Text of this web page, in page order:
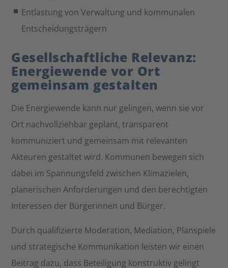
Entlastung von Verwaltung und kommunalen
Entscheidungsträgern
Gesellschaftliche Relevanz:
Energiewende vor Ort
gemeinsam gestalten
Die Energiewende kann nur gelingen, wenn sie vor
Ort nachvollziehbar geplant, transparent
kommuniziert und gemeinsam mit relevanten
Akteuren gestaltet wird. Kommunen bewegen sich
dabei im Spannungsfeld zwischen Klimazielen,
planerischen Anforderungen und den berechtigten
Interessen der Bürgerinnen und Bürger.
Durch qualifizierte Moderation, Mediation, Planspiele
und strategische Kommunikation leisten wir einen
Beitrag dazu, dass Beteiligung konstruktiv gelingt